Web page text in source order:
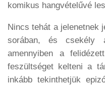
komikus hangvételűvé
Nincs tehát a jelenetnek
sorában, és csekély
amennyiben a
feszültséget kelteni a
inkább tekinthetjük